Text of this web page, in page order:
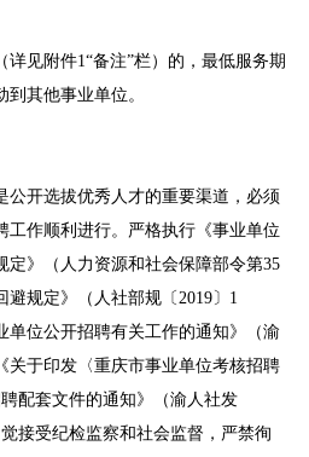
见附件1“备注”栏）的，最低服务期
其他事业单位。
公开选拔优秀人才的重要渠道，必须
工作顺利进行。严格执行《事业单位
定》（人力资源和社会保障部令第35
规定》（人社部规〔2019〕1
单位公开招聘有关工作的通知》（渝
关于印发〈重庆市事业单位考核招聘
配套文件的通知》（渝人社发
觉接受纪检监察和社会监督，严禁徇